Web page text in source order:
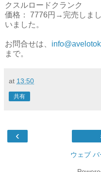
クスルロードクランク
価格： 7776円→完売しま
いました。
お問合せは、
まで。
at 13:50
共有
‹
ウェブ